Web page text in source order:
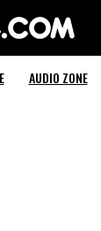
AUDIO ZONE